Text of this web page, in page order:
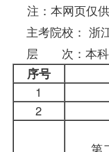
注：本网页仅
主考院校： 浙
层 次：本科
序号
1
2
第